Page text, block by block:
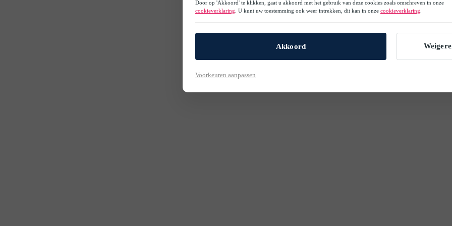
Door op 'Akkoord' te klikken, gaat u akkoord met het gebruik van deze cookies zoals omschreven in onze
cookieverklaring . U kunt uw toestemming ook weer intrekken, dit kan in onze cookieverklaring
Akkoord
Voorkeuren aanpassen